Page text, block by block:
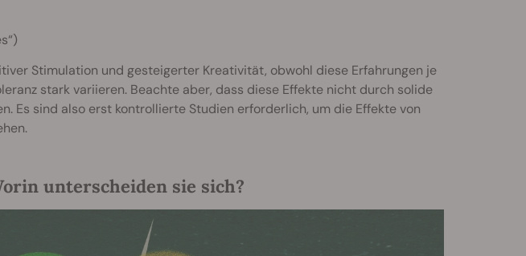
Stimulation und gesteigerter Kreativität, obwohl diese Erfahrungen je
stark variieren. Beachte aber, dass diese Effekte nicht durch solide
Es sind also erst kontrollierte Studien erforderlich, um die Effekte von
unterscheiden sie sich?